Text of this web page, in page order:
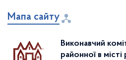
Мапа сайту
Виконавчий
районної в місті